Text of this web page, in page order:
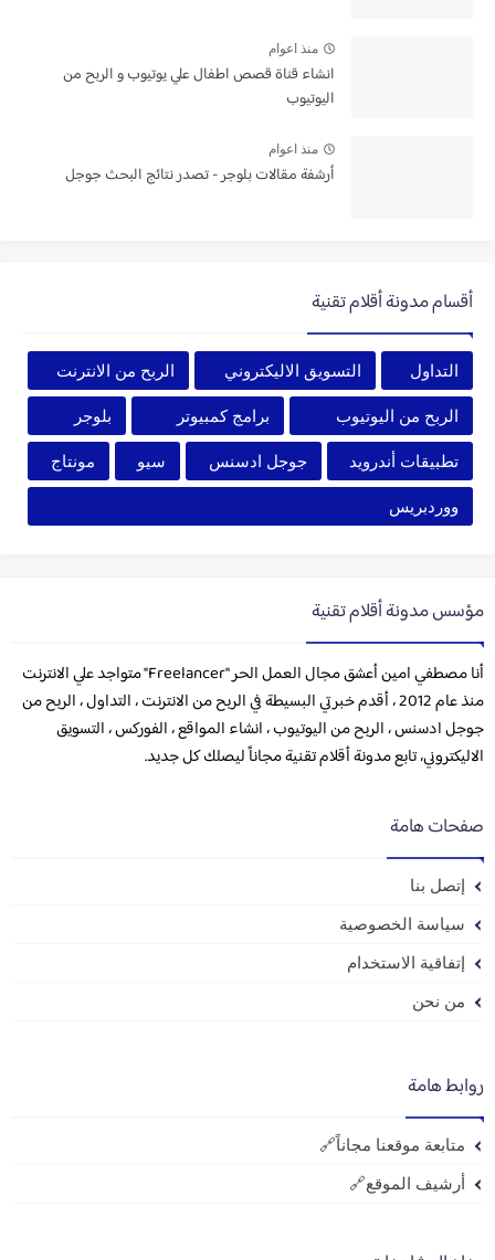
منذ اعوام
انشاء قناة قصص اطفال علي يوتيوب و الربح من
اليوتيوب
منذ اعوام
أرشفة مقالات بلوجر - تصدر نتائج البحث جوجل
أقسام مدونة أقلام تقنية
التداول التسويق الاليكتروني الربح من الانترنت
الربح من اليوتيوب برامج كمبيوتر بلوجر
تطبيقات أندرويد جوجل ادسنس سيو مونتاج
ووردبريس
مؤسس مدونة أقلام تقنية
أنا مصطفي امين أعشق مجال العمل الحر "Freelancer" متواجد علي الانترنت
منذ عام 2012 ، أقدم خبرتي البسيطة في الربح من الانترنت ، التداول ، الربح من
جوجل ادسنس ، الربح من اليوتيوب ، انشاء المواقع ، الفوركس ، التسويق
الاليكتروني، تابع مدونة أقلام تقنية مجاناً ليصلك كل جديد.
صفحات هامة
إتصل بنا
سياسة الخصوصية
إتفاقية الاستخدام
من نحن
روابط هامة
متابعة موقعنا مجاناً🔗
أرشيف الموقع🔗